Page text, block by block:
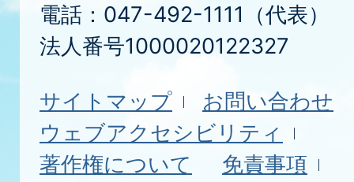
電話：047-492-1111（代表）
法人番号1000020122327
サイトマップ
お問い合わせ
ウェブアクセシビリティ
著作権について
免責事項